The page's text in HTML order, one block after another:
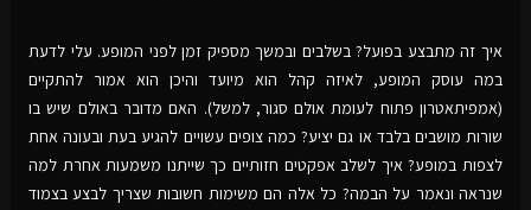
איך זה מתבצע בפועל? בשלבים ובמשך מספיק זמן לפני המופע. עלי לדעת
במה עוסק המופע, לאיזה קהל הוא מיועד והיכן הוא אמור להתקיים
(אמפיתאטרון פתוח לעומת אולם סגור, למשל). האם מדובר באולם שיש בו
שורות מושבים בלבד או גם יציע? כמה צופים עשויים להגיע בעת ובעונה אחת
לצפות במופע? איך לשלב אפקטים חזותיים כך שייתנו משמעות אחרת למה
שנראה ונאמר על הבמה? כל אלה הם משימות חשובות שצריך לבצע בצמוד